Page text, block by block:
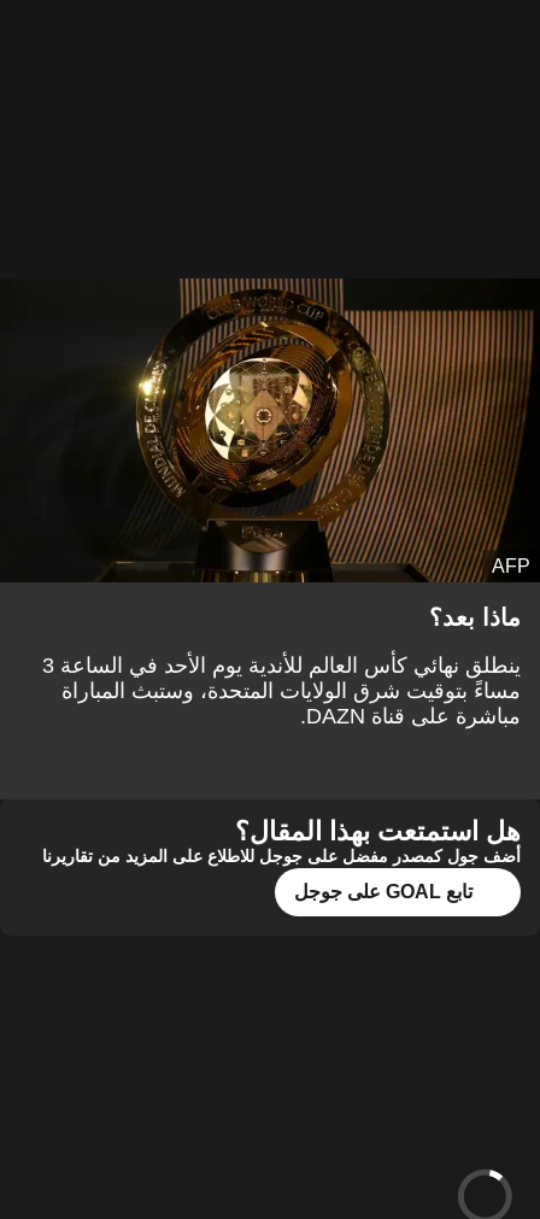
AFP
ماذا بعد؟
ينطلق نهائي كأس العالم للأندية يوم الأحد في الساعة 3
مساءً بتوقيت شرق الولايات المتحدة، وستبث المباراة
مباشرة على قناة DAZN.
هل استمتعت بهذا المقال؟
أضف جول كمصدر مفضل على جوجل للاطلاع على المزيد من تقاريرنا
تابع GOAL على جوجل